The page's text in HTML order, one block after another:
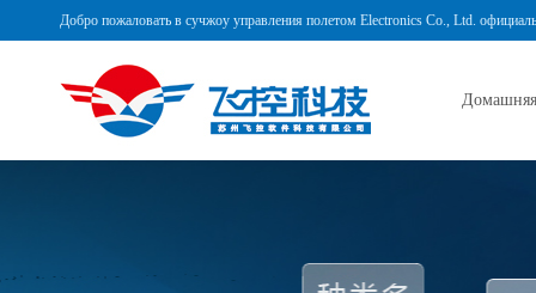
Добро пожаловать в сучжоу управления полетом Electronics Co., Ltd.